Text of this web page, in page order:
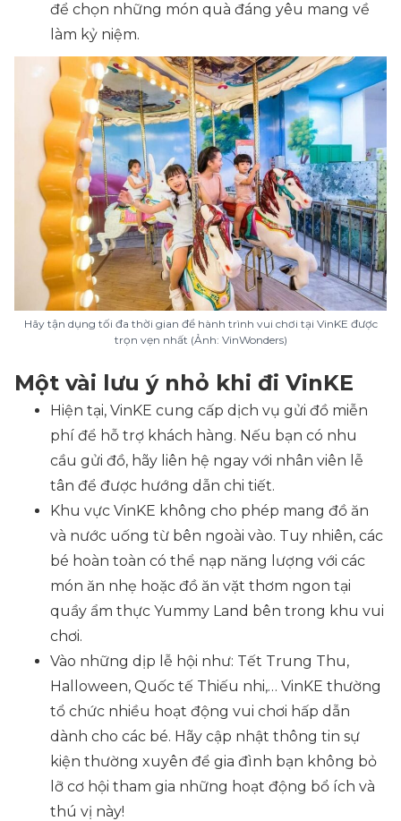
để chọn những món quà đáng yêu mang về
làm kỷ niệm.
Hãy tận dụng tối đa thời gian để hành trình vui chơi tại VinKE được
trọn vẹn nhất (Ảnh: VinWonders)
Một vài lưu ý nhỏ khi đi VinKE
Hiện tại, VinKE cung cấp dịch vụ gửi đồ miễn
phí để hỗ trợ khách hàng. Nếu bạn có nhu
cầu gửi đồ, hãy liên hệ ngay với nhân viên lễ
tân để được hướng dẫn chi tiết.
Khu vực VinKE không cho phép mang đồ ăn
và nước uống từ bên ngoài vào. Tuy nhiên, các
bé hoàn toàn có thể nạp năng lượng với các
món ăn nhẹ hoặc đồ ăn vặt thơm ngon tại
quầy ẩm thực Yummy Land bên trong khu vui
chơi.
Vào những dịp lễ hội như: Tết Trung Thu,
Halloween, Quốc tế Thiếu nhi,… VinKE thường
tổ chức nhiều hoạt động vui chơi hấp dẫn
dành cho các bé. Hãy cập nhật thông tin sự
kiện thường xuyên để gia đình bạn không bỏ
lỡ cơ hội tham gia những hoạt động bổ ích và
thú vị này!